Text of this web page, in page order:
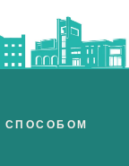
СПОСОБОМ